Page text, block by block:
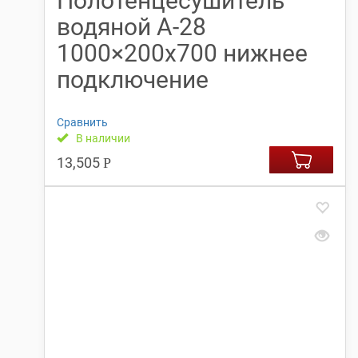
водяной А-28
1000×200х700 нижнее
подключение
Сравнить
В наличии
13,505 Р